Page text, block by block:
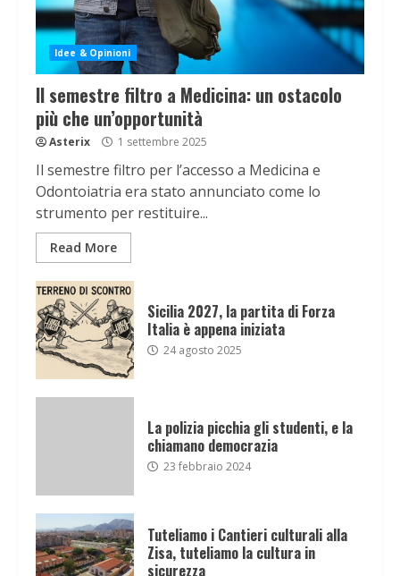
Idee & Opinioni
Il semestre filtro a Medicina: un ostacolo
più che un’opportunità
Asterix 1 settembre 2025
Il semestre filtro per l’accesso a Medicina e
Odontoiatria era stato annunciato come lo
strumento per restituire...
Read More
Sicilia 2027, la partita di Forza
Italia è appena iniziata
24 agosto 2025
La polizia picchia gli studenti, e la
chiamano democrazia
23 febbraio 2024
Tuteliamo i Cantieri culturali alla
Zisa, tuteliamo la cultura in
sicurezza